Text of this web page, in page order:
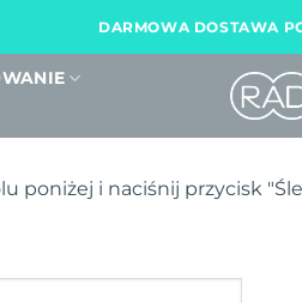
DARMOWA DOSTAWA
poniżej i naciśnij przycisk